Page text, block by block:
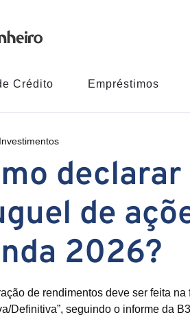
Crédito Empréstimos
Investimentos
de
2026?
de rendimentos deve ser feita
Definitiva”, seguindo o informe da